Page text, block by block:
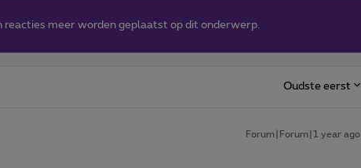
reacties meer worden geplaatst op dit onderwerp.
Oudste eerst
Forum|Forum|1 year ago